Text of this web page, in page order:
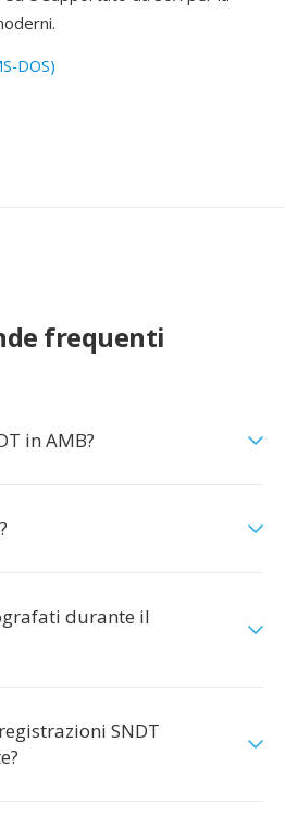
DOS)
frequenti
in AMB?
durante il
SNDT